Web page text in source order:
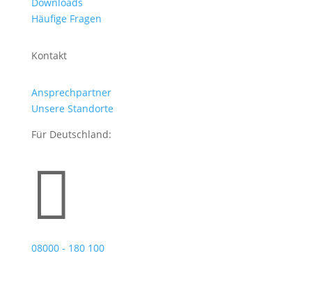
Häufige Fragen
Kontakt
Ansprechpartner
Unsere Standorte
Für Deutschland:

08000 - 180 100